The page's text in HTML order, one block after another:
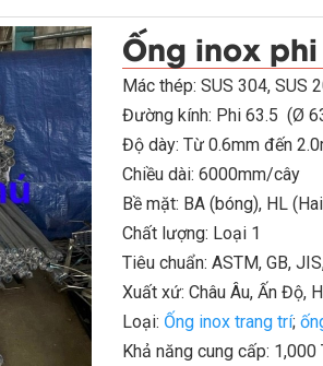
Ống inox
Mác thép: SUS 304, SUS
Đường kính: Phi 63.5 (Ø
Độ dày: Từ 0.6mm đến
Chiều dài: 6000mm/cây
Bề mặt: BA (bóng), HL
Chất lượng: Loại 1
Tiêu chuẩn: ASTM, GB,
Xuất xứ: Châu Âu, Ấn Độ,
Loại: Ống inox trang trí;
Khả năng cung cấp: